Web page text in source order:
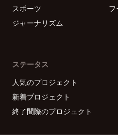
スポーツ
フ
ジャーナリズム
ステータス
人気のプロジェクト
新着プロジェクト
終了間際のプロジェクト